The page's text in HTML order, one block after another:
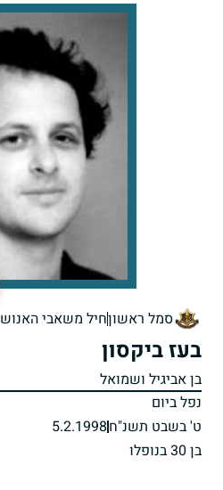
סמל ראשוןחיל משאבי האנוש
בעז ביקסון
בן אביגיל ושמואל
נפל ביום
ט' בשבט תשנ"ח5.2.1998
בן 30 בנופלו